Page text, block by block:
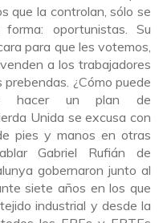
que la controlan, sólo se
oportunistas. Su
para que les votemos,
a los trabajadores
¿Cómo puede
hacer un plan de
Unida se excusa con
pies y manos en otras
Gabriel Rufián de
gobernaron junto al
siete años en los que
industrial y desde la